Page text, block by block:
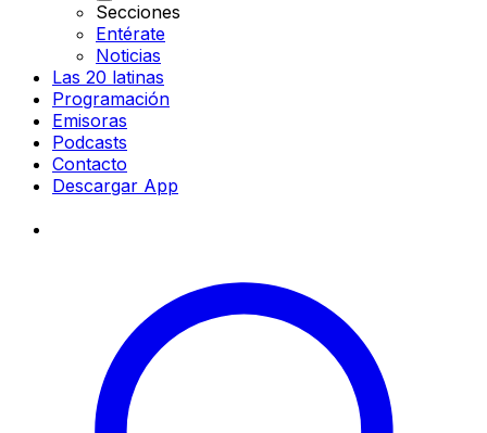
Secciones
Entérate
Noticias
Las 20 latinas
Programación
Emisoras
Podcasts
Contacto
Descargar App